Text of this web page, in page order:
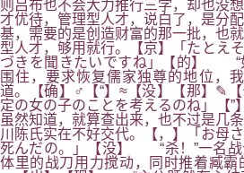
则吕布也不会大力推行三学，却也没
才优待，管理型人才，说白了，是分
基，需要的是创造财富的那一批，也
型人才，够用就行。【京】「たとえ
づきを聞きたいですね」【的】 “
围住，要求恢复儒家独尊的地位，
道。【确】♂【“】≈【没】【那】✎
定の女の子のことを考えるのね」【
虽然知道，就算查出来，也不过是几
川陈氏实在不好交代。【，】「お母
死んだの。」【没】 “杀！”一名战
体里的战刀用力搅动，同时推着臧霸